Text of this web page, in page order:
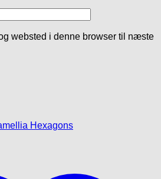
websted i denne browser til næste